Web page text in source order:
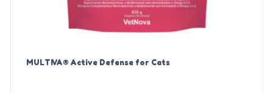
MULTIVA® Active Defense for Cats